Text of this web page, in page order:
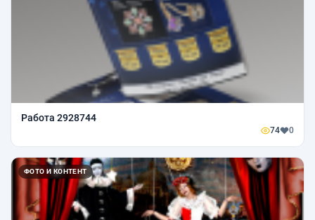
Работа 2928744
74 0
ФОТО И КОНТЕНТ